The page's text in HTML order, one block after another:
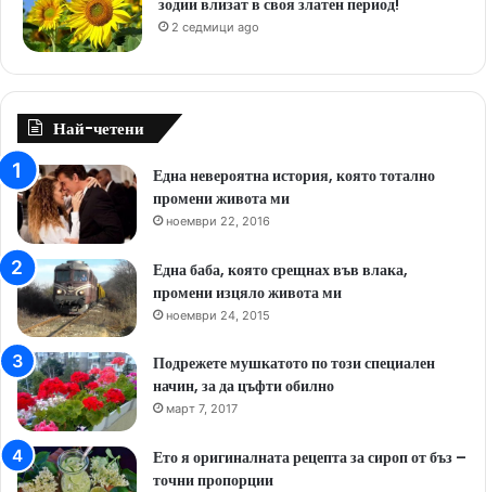
зодии влизат в своя златен период!
2 седмици ago
Най-четени
Една невероятна история, която тотално
промени живота ми
ноември 22, 2016
Една баба, която срещнах във влака,
промени изцяло живота ми
ноември 24, 2015
Подрежете мушкатото по този специален
начин, за да цъфти обилно
март 7, 2017
Ето я оригиналната рецепта за сироп от бъз –
точни пропорции